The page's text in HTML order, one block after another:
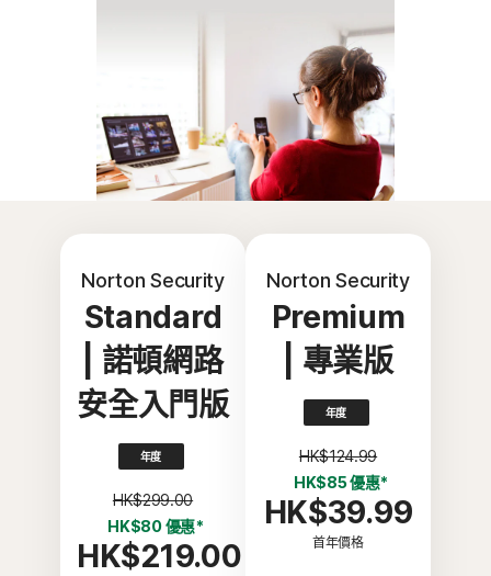
Norton Security
Standard
| 諾頓網路
安全入門版
年度
HK$299.00
HK$80 優惠*
HK$219.00
Norton Security
Premium
| 專業版
年度
HK$124.99
HK$85 優惠*
HK$39.99
首年價格